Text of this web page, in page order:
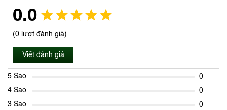
0.0
(0 lượt đánh giá)
Viết đánh giá
5 Sao
0
4 Sao
0
3 Sao
0